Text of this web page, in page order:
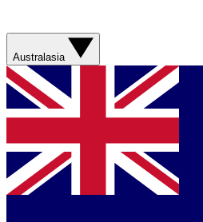
Australasia